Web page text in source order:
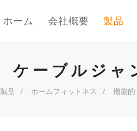
ホーム 会社概要 製品
ケーブルジャ
製品 ホームフィットネス 機能